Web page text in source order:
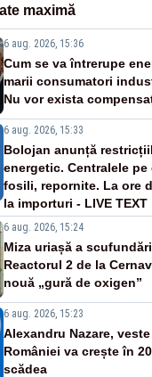
maximă
6 aug. 2026, 15:36
Cum se va întrerupe
marii consumatori
Nu vor exista
6 aug. 2026, 15:33
Bolojan anunță
energetic. Centralele
fosili, repornite. La ore
la importuri - LIVE TEXT
6 aug. 2026, 15:24
Miza uriașă a
Reactorul 2 de la
nouă „gură de oxigen”
6 aug. 2026, 15:23
Alexandru Nazare,
României va crește în
scădea